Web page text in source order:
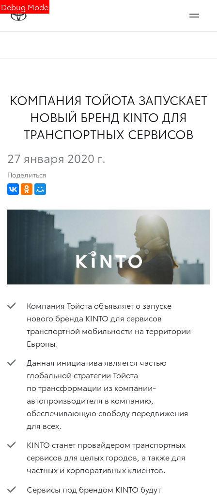
Debug Mode
КОМПАНИЯ ТОЙОТА ЗАПУСКАЕТ
НОВЫЙ БРЕНД KINTO ДЛЯ
ТРАНСПОРТНЫХ СЕРВИСОВ
27 января 2020 г.
Поделиться
Компания Тойота объявляет о запуске
нового бренда KINTO для сервисов
транспортной мобильности на территории
Европы.
Данная инициатива является частью
глобальной стратегии Тойота
по трансформации из компании-
автопроизводителя в компанию,
обеспечивающую свободу передвижения
для всех.
KINTO станет провайдером транспортных
сервисов для целых городов, а также для
частных и корпоративных клиентов.
Сервисы под брендом KINTO будут